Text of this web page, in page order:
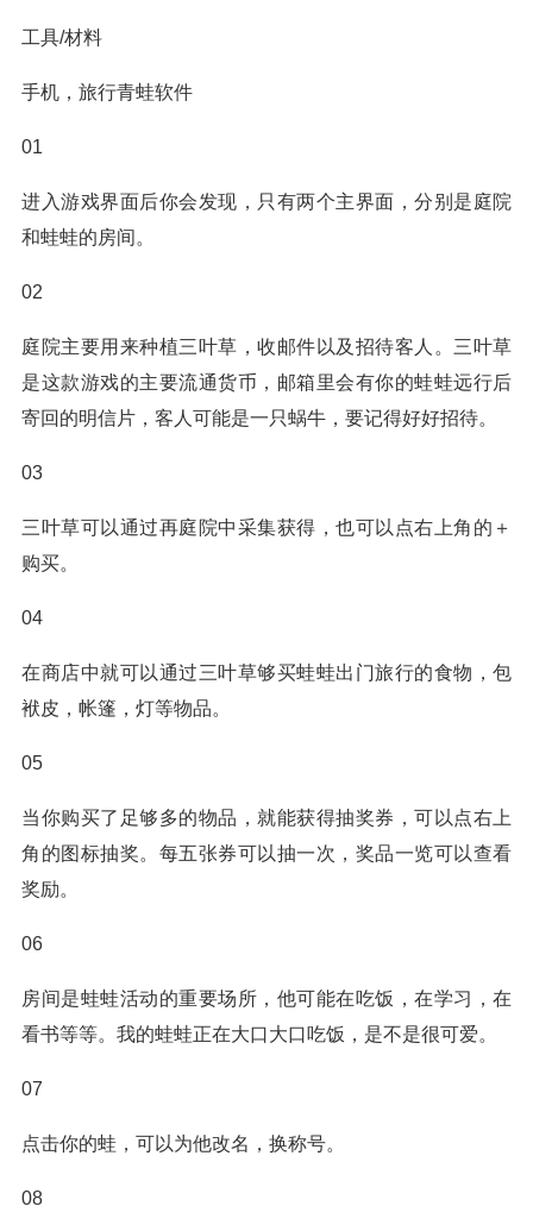
工具/材料
手机，旅行青蛙软件
01
进入游戏界面后你会发现，只有两个主界面，分别是庭院
和蛙蛙的房间。
02
庭院主要用来种植三叶草，收邮件以及招待客人。三叶草
是这款游戏的主要流通货币，邮箱里会有你的蛙蛙远行后
寄回的明信片，客人可能是一只蜗牛，要记得好好招待。
03
三叶草可以通过再庭院中采集获得，也可以点右上角的＋
购买。
04
在商店中就可以通过三叶草够买蛙蛙出门旅行的食物，包
袱皮，帐篷，灯等物品。
05
当你购买了足够多的物品，就能获得抽奖券，可以点右上
角的图标抽奖。每五张券可以抽一次，奖品一览可以查看
奖励。
06
房间是蛙蛙活动的重要场所，他可能在吃饭，在学习，在
看书等等。我的蛙蛙正在大口大口吃饭，是不是很可爱。
07
点击你的蛙，可以为他改名，换称号。
08